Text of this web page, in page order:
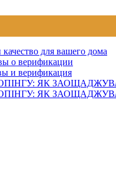
для вашего дома
о верификации
и верификация
ЯК
ЯК